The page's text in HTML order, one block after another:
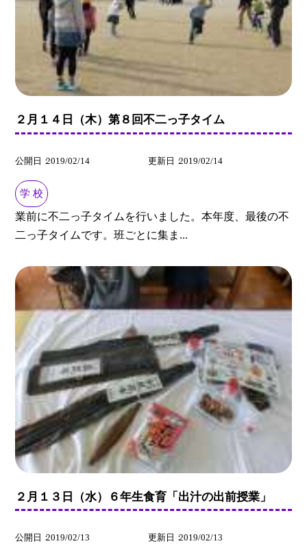
２月１４日（木）第８回不二っ子タイム
公開日 2019/02/14 更新日 2019/02/14
学 校
業前に不二っ子タイムを行いました。本年度、最後の不
二っ子タイムです。班ごとに集ま...
２月１３日（水）６年生食育「出汁の出前授業」
公開日 2019/02/13 更新日 2019/02/13